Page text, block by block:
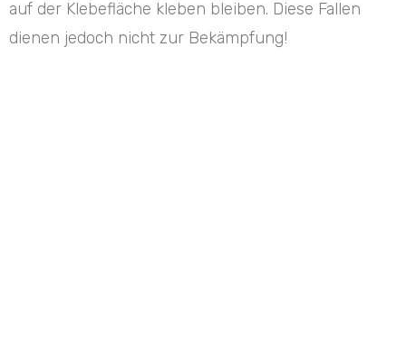
auf der Klebefläche kleben bleiben. Diese Fallen
dienen jedoch nicht zur Bekämpfung!